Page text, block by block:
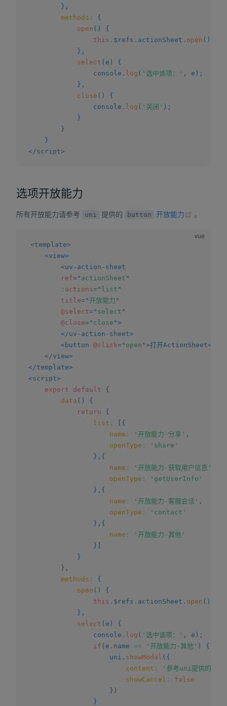
} ,
methods :
{
open ( )
{
this . $refs . actionSheet . open ( )
} ,
select ( e )
{
				console
. log ( '选中该项：' , e ) ;
} ,
close ( )
{
				console
. log ( '关闭' ) ;
}
}
}
</script>
选项开放能力
所有开放能力请参考 uni 提供的 button 开放能力 (opens
。
<template>
<view>
<uv-action-sheet
ref=" actionSheet "
:actions=" list "
title="开放能力 "
@select=" select "
@close=" close ">
</uv-action-sheet>
<button @click=" open ">打开ActionSheet</
</view>
</template>
<script>
export
default
{
data ( )
{
return
{
list :
{
name : '开放能力-分享' ,
openType :
'share'
} , {
name : '开放能力-获取用户信息'
openType :
'getUserInfo'
} , {
name : '开放能力-客服会话' ,
openType :
'contact'
} , {
name :
'开放能力-其他'
}
}
} ,
methods :
{
open ( )
{
this . $refs . actionSheet . open ( )
} ,
select ( e )
{
				console
. log ( '选中该项：' , e ) ;
if ( e . name == '开放能力-其他' )
{
					uni
. showModal ( {
content :
'参考uni提供的
showCancel :
false
} )
}